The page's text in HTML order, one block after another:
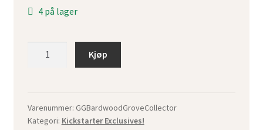
4 på lager
Collector's
Edition
Kjøp
Varenummer: GGBardwoodGroveCollector
Kategori: Kickstarter Exclusives!